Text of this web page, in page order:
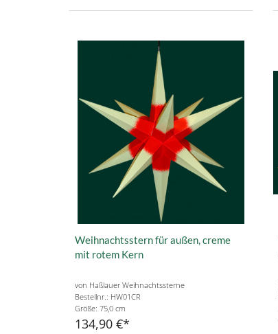
Weihnachtsstern für außen, creme
mit rotem Kern
von Haßlauer Weihnachtssterne
Bestellnr.: HW01CR
Größe: 75,0 cm
134,90 €